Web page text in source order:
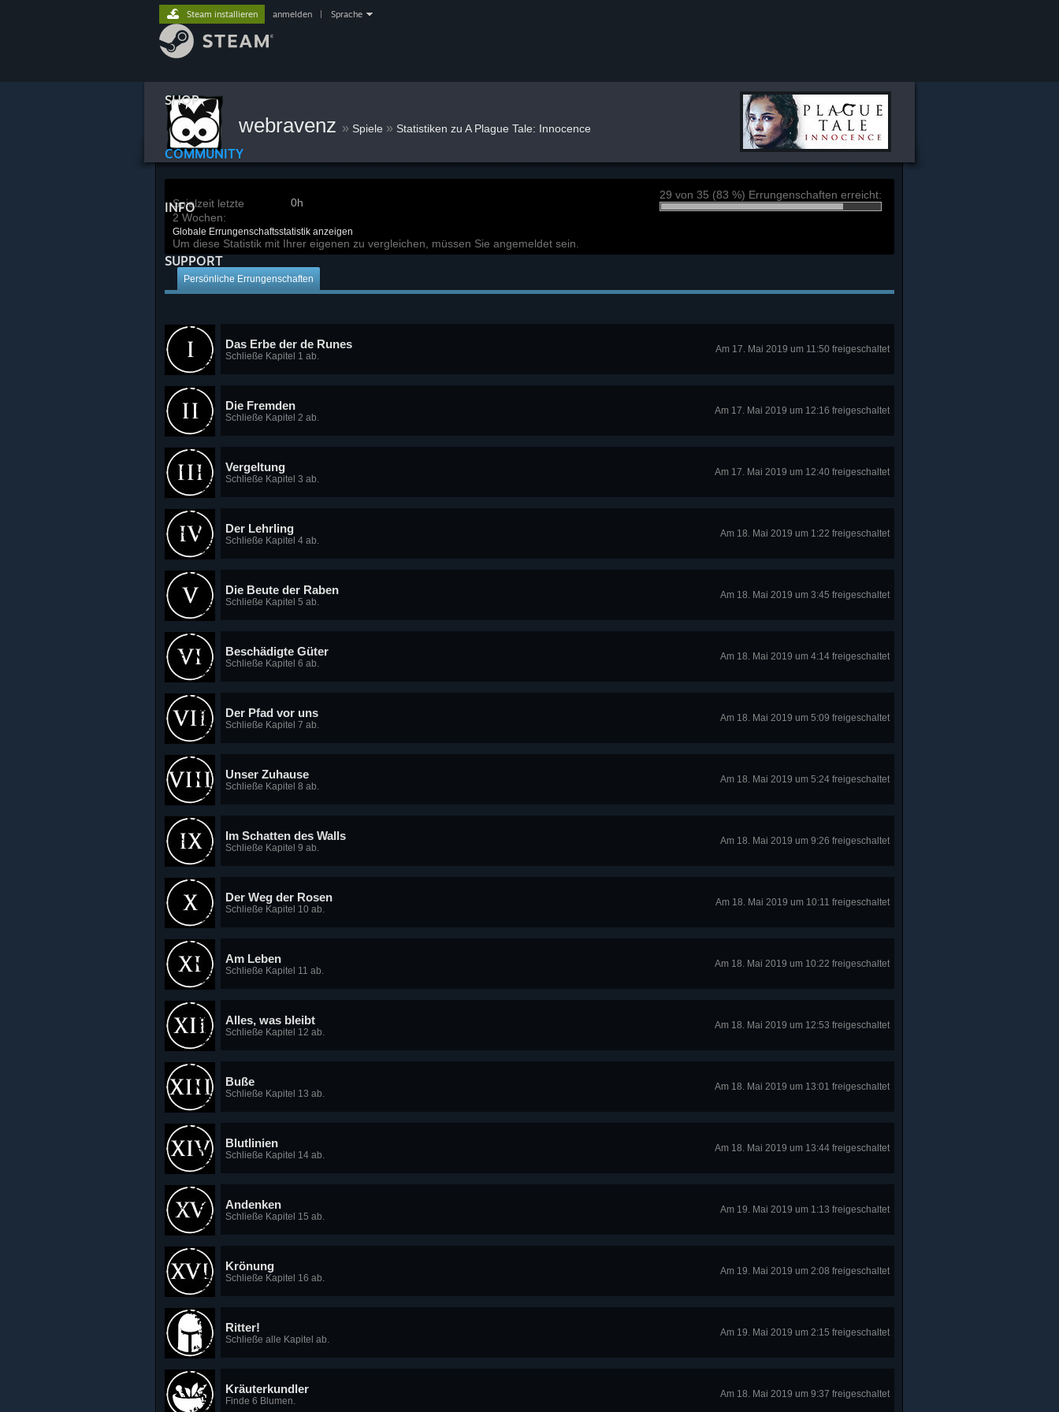
SHOP
COMMUNITY
INFO
SUPPORT
Steam installieren anmelden Sprache
webravenz » Spiele » Statistiken zu A Plague Tale: Innocence
Spielzeit letzte
2 Wochen:
0h
Globale Errungenschaftsstatistik anzeigen
Um diese Statistik mit Ihrer eigenen zu vergleichen, müssen Sie angemeldet sein.
29 von 35 (83 %) Errungenschaften erreicht:
Persönliche Errungenschaften
Das Erbe der de Runes
Schließe Kapitel 1 ab.
Am 17. Mai 2019 um 11:50 freigeschaltet
Die Fremden
Schließe Kapitel 2 ab.
Am 17. Mai 2019 um 12:16 freigeschaltet
Vergeltung
Schließe Kapitel 3 ab.
Am 17. Mai 2019 um 12:40 freigeschaltet
Der Lehrling
Schließe Kapitel 4 ab.
Am 18. Mai 2019 um 1:22 freigeschaltet
Die Beute der Raben
Schließe Kapitel 5 ab.
Am 18. Mai 2019 um 3:45 freigeschaltet
Beschädigte Güter
Schließe Kapitel 6 ab.
Am 18. Mai 2019 um 4:14 freigeschaltet
Der Pfad vor uns
Schließe Kapitel 7 ab.
Am 18. Mai 2019 um 5:09 freigeschaltet
Unser Zuhause
Schließe Kapitel 8 ab.
Am 18. Mai 2019 um 5:24 freigeschaltet
Im Schatten des Walls
Schließe Kapitel 9 ab.
Am 18. Mai 2019 um 9:26 freigeschaltet
Der Weg der Rosen
Schließe Kapitel 10 ab.
Am 18. Mai 2019 um 10:11 freigeschaltet
Am Leben
Schließe Kapitel 11 ab.
Am 18. Mai 2019 um 10:22 freigeschaltet
Alles, was bleibt
Schließe Kapitel 12 ab.
Am 18. Mai 2019 um 12:53 freigeschaltet
Buße
Schließe Kapitel 13 ab.
Am 18. Mai 2019 um 13:01 freigeschaltet
Blutlinien
Schließe Kapitel 14 ab.
Am 18. Mai 2019 um 13:44 freigeschaltet
Andenken
Schließe Kapitel 15 ab.
Am 19. Mai 2019 um 1:13 freigeschaltet
Krönung
Schließe Kapitel 16 ab.
Am 19. Mai 2019 um 2:08 freigeschaltet
Ritter!
Schließe alle Kapitel ab.
Am 19. Mai 2019 um 2:15 freigeschaltet
Kräuterkundler
Finde 6 Blumen.
Am 18. Mai 2019 um 9:37 freigeschaltet